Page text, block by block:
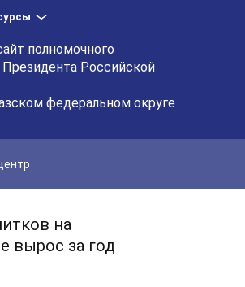
полномочного
Президента Российской
федеральном округе
на
вырос за год